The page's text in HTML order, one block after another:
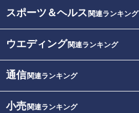
スポーツ＆ヘルス 関連ランキング
ウエディング関連ランキング
通信関連ランキング
小売関連ランキング